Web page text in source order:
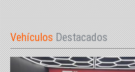
VehículosDestacados